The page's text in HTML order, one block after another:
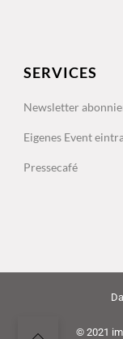
SERVICES
Newsletter
Eigenes Event
Pressecafé
© 2021